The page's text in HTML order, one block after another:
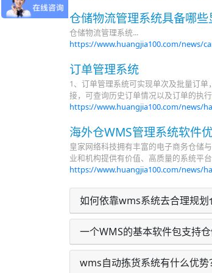
仓储物流管理系统具备哪些
仓储物流管理系统...
https://www.huangjia100.com/news/
订单管理系统
1、订单管理系统可实现单次及批量订
接，可查询历史订单情况以及订单的执
https://www.huangjia100.com/news/
海外仓WMS管理系统软件
皇家网络科技拥有丰富的电子商务仓储
业和机构提供有价值、高质量的系统平
https://www.huangjia100.com/news/
如何依靠wms系统去合理规划
一个WMS的基本软件包支持
wms自动拣货系统有什么优势